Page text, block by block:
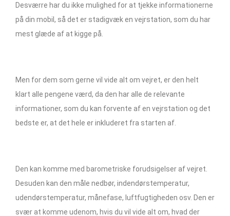
Desværre har du ikke mulighed for at tjekke informationerne
på din mobil, så det er stadigvæk en vejrstation, som du har
mest glæde af at kigge på.
Men for dem som gerne vil vide alt om vejret, er den helt
klart alle pengene værd, da den har alle de relevante
informationer, som du kan forvente af en vejrstation og det
bedste er, at det hele er inkluderet fra starten af.
Den kan komme med barometriske forudsigelser af vejret.
Desuden kan den måle nedbør, indendørstemperatur,
udendørstemperatur, månefase, luftfugtigheden osv. Den er
svær at komme udenom, hvis du vil vide alt om, hvad der